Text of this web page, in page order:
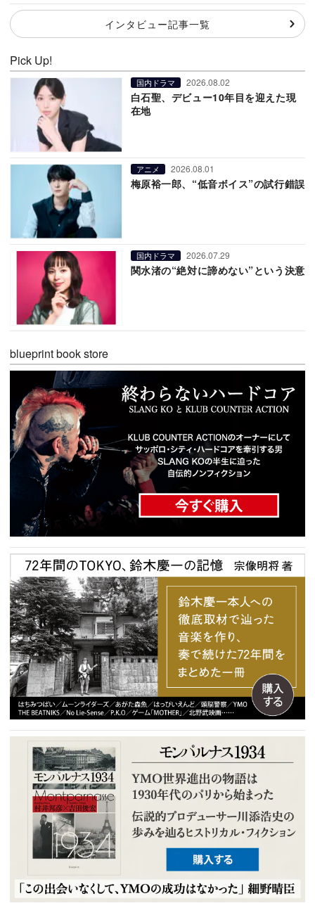
インタビュー記事一覧
Pick Up!
国内ドラマ 2026.08.02
白石聖、デビュー10年目を迎えた現
在地
アニメ 2026.08.01
梅原裕一郎、“低音ボイス”の試行錯誤
国内ドラマ 2026.07.29
関水渚の“絶対に諦めない”という決意
blueprint book store